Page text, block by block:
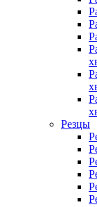
Резцы